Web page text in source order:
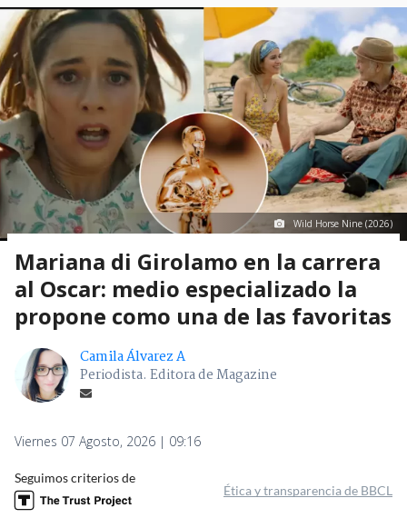
Wild Horse Nine (2026)
Mariana di Girolamo en la carrera
al Oscar: medio especializado la
propone como una de las favoritas
Camila Álvarez A
Periodista. Editora de Magazine
Viernes 07 Agosto, 2026 | 09:16
Seguimos criterios de
Ética y transparencia de BBCL